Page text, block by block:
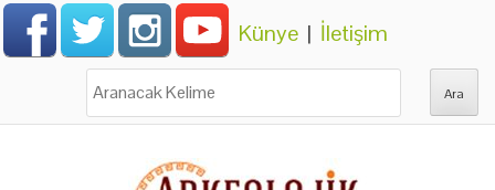
Künye | İletişim